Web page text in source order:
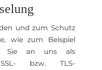
und zum Schutz
wie zum Beispiel
Sie an uns als
bzw. TLS-